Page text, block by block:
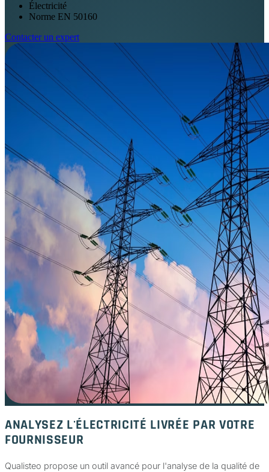
Électricité
Norme EN 50160
Contacter un expert
ANALYSEZ L'ÉLECTRICITÉ LIVRÉE PAR VOTRE
FOURNISSEUR
Qualisteo propose un outil avancé pour l'analyse de la qualité de